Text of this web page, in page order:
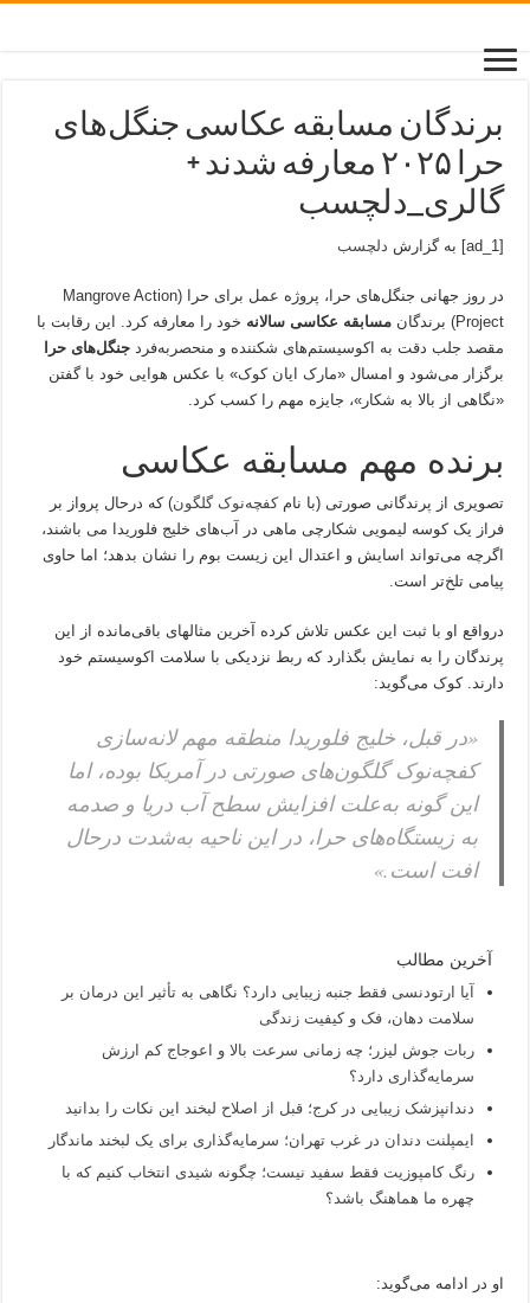
برندگان مسابقه عکاسی جنگل‌های
حرا ۲۰۲۵ معارفه شدند +
گالری_دلچسب
[ad_1] به گزارش دلچسب
در روز جهانی جنگل‌های حرا، پروژه عمل برای حرا (Mangrove Action
Project) برندگان
مسابقه عکاسی سالانه خود را معارفه کرد. این رقابت با
مقصد جلب دقت به اکوسیستم‌های شکننده و منحصر‌به‌فردجنگل‌های حرا
برگزار می‌شود و امسال «مارک ایان کوک» با عکس هوایی خود با گفتن
«نگاهی از بالا به شکار»، جایزه مهم را کسب کرد.
برنده مهم مسابقه عکاسی
تصویری از پرندگانی صورتی (با نامکفچه‌نوک گلگون) که درحال پرواز بر
فراز یک کوسه لیمویی شکارچی ماهی در آب‌های خلیج فلوریدا می باشند،
اگرچه می‌تواند اسایش و اعتدال این زیست بوم را نشان بدهد؛ اما حاوی
پیامی تلخ‌تر است.
درواقع او با ثبت این عکس تلاش کرده آخرین مثالهای باقی‌مانده از این
پرندگان را به نمایش بگذارد که ربط نزدیکی با سلامت اکوسیستم خود
دارند. کوک می‌گوید:
«در قبل، خلیج فلوریدا منطقه مهم لانه‌سازی
کفچه‌نوک گلگون‌های صورتی در آمریکا بوده، اما
این گونه به‌علت افزایش سطح آب دریا و صدمه
به زیستگاه‌های حرا، در این ناحیه به‌شدت درحال
افت است.»
آخرین مطالب
آیا ارتودنسی فقط جنبه زیبایی دارد؟ نگاهی به تأثیر این درمان بر
سلامت دهان، فک و کیفیت زندگی
ربات جوش لیزر؛ چه زمانی سرعت بالا و اعوجاج کم ارزش
سرمایه‌گذاری دارد؟
دندانپزشک زیبایی در کرج؛ قبل از اصلاح لبخند این نکات را بدانید
ایمپلنت دندان در غرب تهران؛ سرمایه‌گذاری برای یک لبخند ماندگار
رنگ کامپوزیت فقط سفید نیست؛ چگونه شیدی انتخاب کنیم که با
چهره ما هماهنگ باشد؟
او در ادامه می‌گوید: